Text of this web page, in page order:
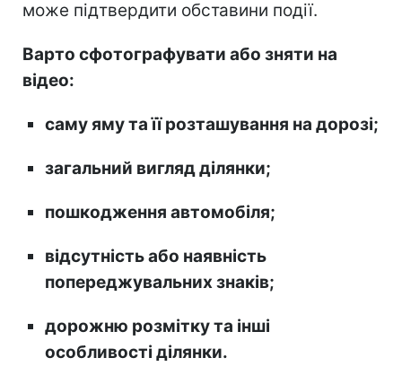
може підтвердити обставини події.
Варто сфотографувати або зняти на
відео:
саму яму та її розташування на дорозі;
загальний вигляд ділянки;
пошкодження автомобіля;
відсутність або наявність
попереджувальних знаків;
дорожню розмітку та інші
особливості ділянки.